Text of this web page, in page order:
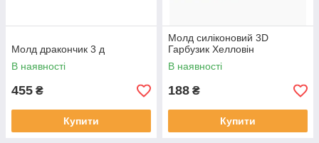
Молд дракончик 3 д
В наявності
455 ₴
Купити
Молд силіконовий 3D
Гарбузик Хелловін
В наявності
188 ₴
Купити